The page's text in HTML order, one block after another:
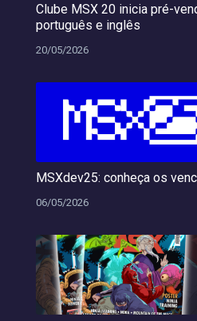
Clube MSX 20 inicia pré-
português e inglês
20/05/2026
MSXdev25: conheça os
06/05/2026